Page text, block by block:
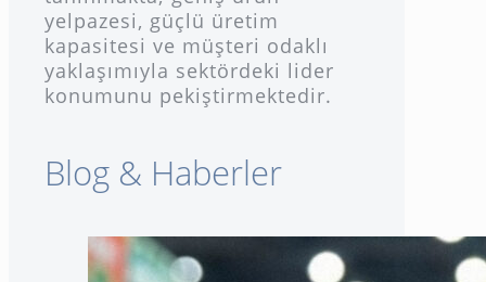
yelpazesi, güçlü üretim
kapasitesi ve müşteri odaklı
yaklaşımıyla sektördeki lider
konumunu pekiştirmektedir.
Blog & Haberler